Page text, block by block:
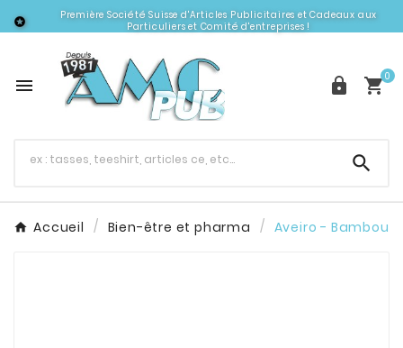

Première Société Suisse d'Articles Publicitaires et Cadeaux aux
Particuliers et Comité d'entreprises !
  0

Accueil Bien-être et pharma Aveiro - Bambou